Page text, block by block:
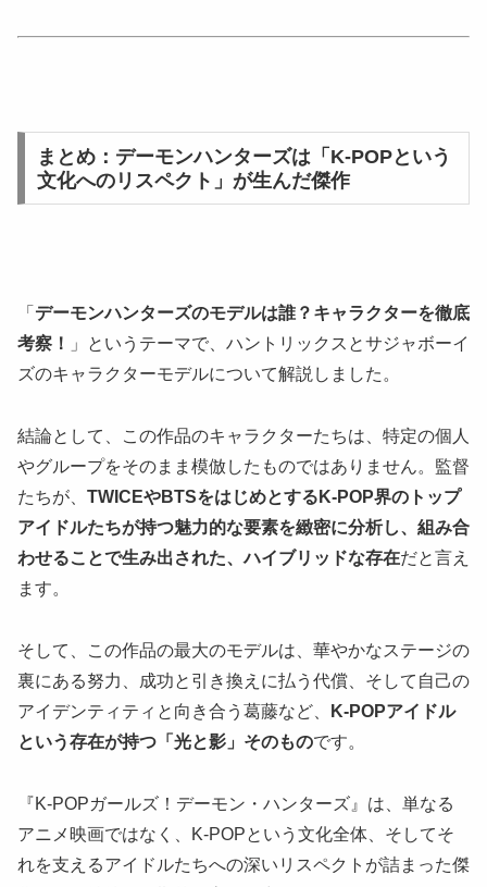
まとめ：デーモンハンターズは「K-POPという
文化へのリスペクト」が生んだ傑作
「 デーモンハンターズのモデルは誰？キャラクターを徹底
考察！
」というテーマで、ハントリックスとサジャボーイ
ズのキャラクターモデルについて解説しました。
結論として、この作品のキャラクターたちは、特定の個人
やグループをそのまま模倣したものではありません。監督
たちが、 TWICEやBTSをはじめとするK-POP界のトップ
アイドルたちが持つ魅力的な要素を緻密に分析し、組み合
わせることで生み出された、ハイブリッドな存在だと言え
ます。
そして、この作品の最大のモデルは、華やかなステージの
裏にある努力、成功と引き換えに払う代償、そして自己の
アイデンティティと向き合う葛藤など、
K-POPアイドル
という存在が持つ「光と影」そのものです。
『K-POPガールズ！デーモン・ハンターズ』は、単なる
アニメ映画ではなく、K-POPという文化全体、そしてそ
れを支えるアイドルたちへの深いリスペクトが詰まった傑